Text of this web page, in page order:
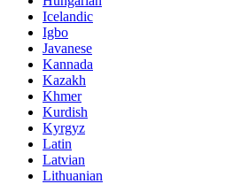
Icelandic
Igbo
Javanese
Kannada
Kazakh
Khmer
Kurdish
Kyrgyz
Latin
Latvian
Lithuanian